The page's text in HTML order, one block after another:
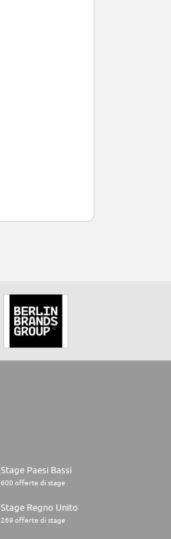
Stage Paesi Bassi
600 offerte di stage
Stage Regno Unito
269 offerte di stage